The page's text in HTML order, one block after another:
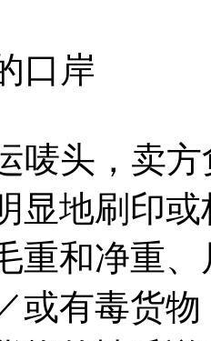
口岸
头，卖方
显地刷印
重和净重
或有毒货